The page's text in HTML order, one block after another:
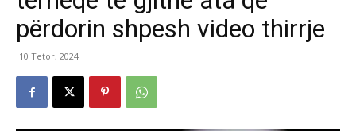
përdorin shpesh video thirrje
10 Tetor, 2024